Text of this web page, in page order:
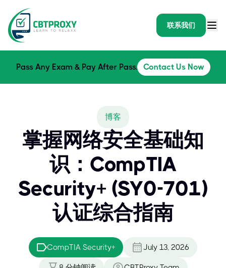
联系我们
Pass Any Exam & Pay After Pass. Contact Us Now
博客
掌握网络安全基础知
识：CompTIA
Security+ (SY0-701)
认证综合指南
CompTIA Security+ July 13, 2026